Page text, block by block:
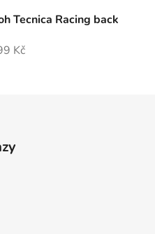
Tecnica Racing back
Kč